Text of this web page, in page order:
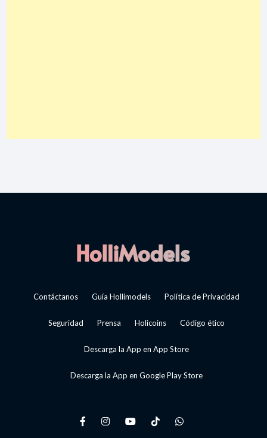
Contáctanos Guía Hollimodels Política de Privacidad
Seguridad Prensa Holicoins Código ético
Descarga la App en App Store
Descarga la App en Google Play Store